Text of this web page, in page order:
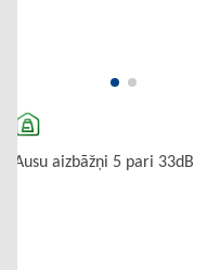
Ausu aizbāžņi 5 pari 33dB